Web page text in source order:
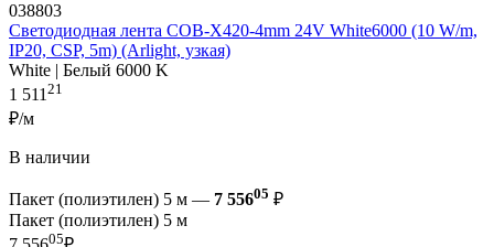
038803
Светодиодная лента COB-X420-4mm 24V White6000 (10 W/m,
IP20, CSP, 5m) (Arlight, узкая)
White | Белый 6000 K
1 51121
₽/м
В наличии
Пакет (полиэтилен) 5 м — 7 55605 ₽
Пакет (полиэтилен) 5 м
05